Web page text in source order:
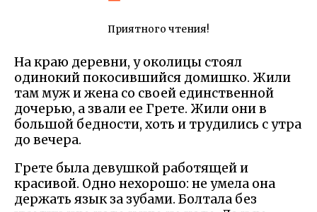
Приятного чтения!
На краю деревни, у околицы стоял
одинокий покосившийся домишко. Жили
там муж и жена со своей единственной
дочерью, а звали ее Грете. Жили они в
большой бедности, хоть и трудились с утра
до вечера.
Грете была девушкой работящей и
красивой. Одно нехорошо: не умела она
держать язык за зубами. Болтала без